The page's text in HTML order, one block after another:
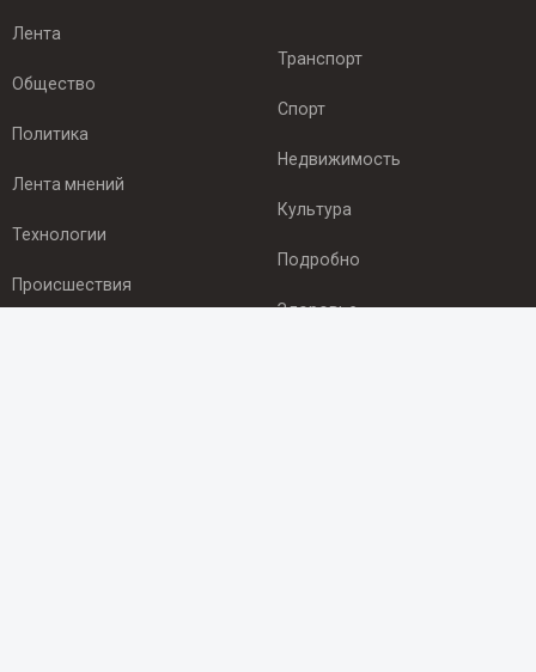
Лента
Общество
Политика
Лента мнений
Технологии
Происшествия
Транспорт
Спорт
Недвижимость
Культура
Подробно
Здоровье